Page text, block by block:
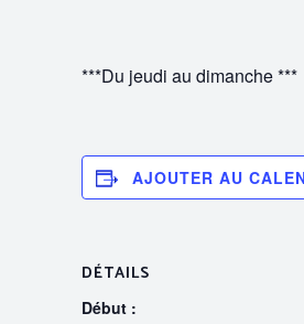
***Du jeudi au dimanche ***
AJOUTER AU
DÉTAILS
Début :